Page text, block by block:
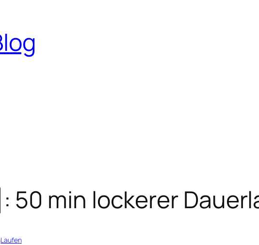
50 min lockerer
Laufen